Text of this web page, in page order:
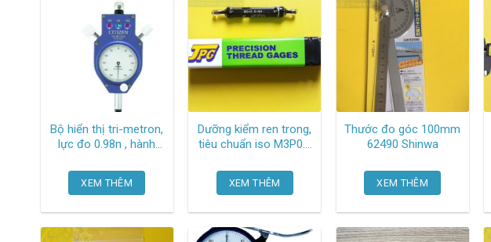
Bộ hiển thị tri-metron,
lực đo 0.98n , hành
1S-010LP Citizen
XEM THÊM
Dưỡng kiểm ren trong,
tiêu chuẩn iso M3P0.5
XEM THÊM
Thước đo góc 100mm
62490 Shinwa
XEM THÊM